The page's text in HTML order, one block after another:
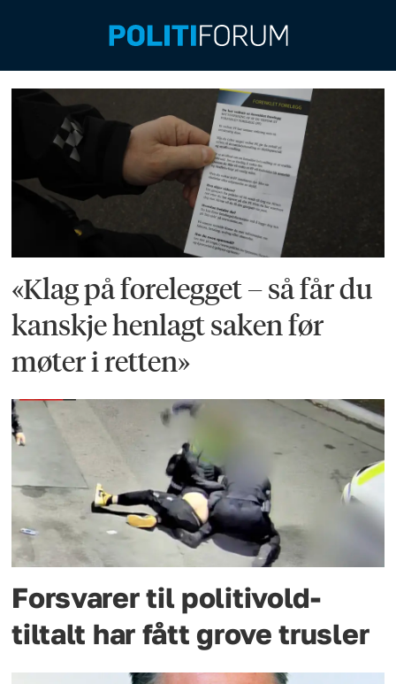
Emne:
spesialenheten
«Klag på forelegget – så får du
kanskje henlagt saken før
møter i retten»
Forsvarer til politivold-
tiltalt har fått grove trusler